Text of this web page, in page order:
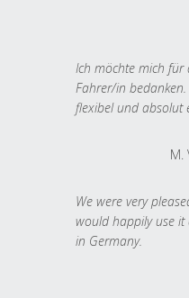
Ich möchte mich für
Fahrer/in
flexibel und absolut
M.
We were very
would happily use
in Germany.